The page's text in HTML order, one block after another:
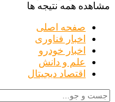
مشاهده همه نتیجه ها
صفحه اصلی
اخبار فناوری
اخبار خودرو
علم و دانش
اقتصاد دیجیتال